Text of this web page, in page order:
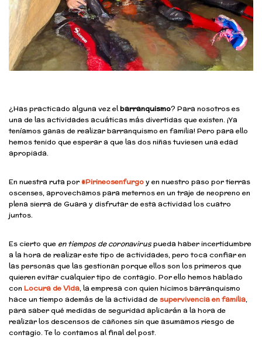
¿Has practicado alguna vez elbarranquismo? Para nosotros es
una de las actividades acuáticas más divertidas que existen. ¡Ya
teníamos ganas de realizar barranquismo en familia! Pero para ello
hemos tenido que esperar a que las dos niñas tuviesen una edad
apropiada.
En nuestra ruta por#Pirineosenfurgoy en nuestro paso por tierras
oscenses, aprovechamos para meternos en un traje de neopreno en
plena sierra de Guara y disfrutar de esta actividad los cuatro
juntos.
Es cierto que en tiempos de coronaviruspueda haber incertidumbre
a la hora de realizar este tipo de actividades, pero toca confiar en
las personas que las gestionan porque ellos son los primeros que
quieren evitar cualquier tipo de contagio. Por ello hemos hablado
con Locura de Vida, la empresa con quien hicimos barranquismo
hace un tiempo además de la actividad desupervivencia en familia,
para saber qué medidas de seguridad aplicarán a la hora de
realizar los descensos de cañones sin que asumamos riesgo de
contagio. Te lo contamos al final del post.